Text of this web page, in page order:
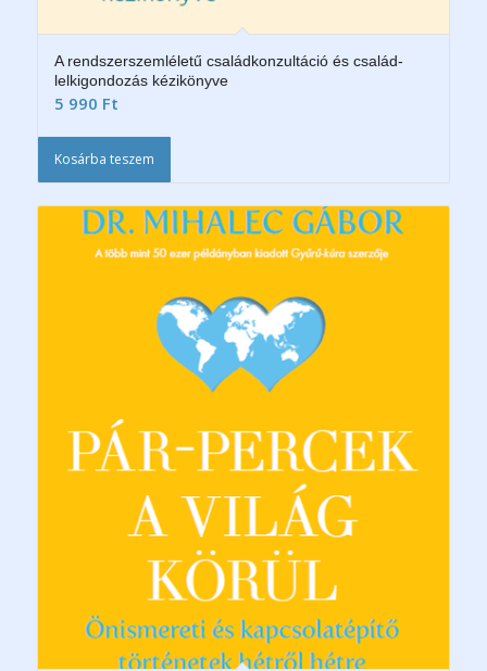
A rendszerszemléletű családkonzultáció és család-
lelkigondozás kézikönyve
5 990 Ft
Kosárba teszem